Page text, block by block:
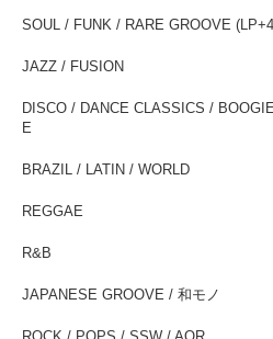
SOUL / FUNK / RARE GROOVE
JAZZ / FUSION
DISCO / DANCE CLASSICS /
E
BRAZIL / LATIN / WORLD
REGGAE
R&B
JAPANESE GROOVE / 和モノ